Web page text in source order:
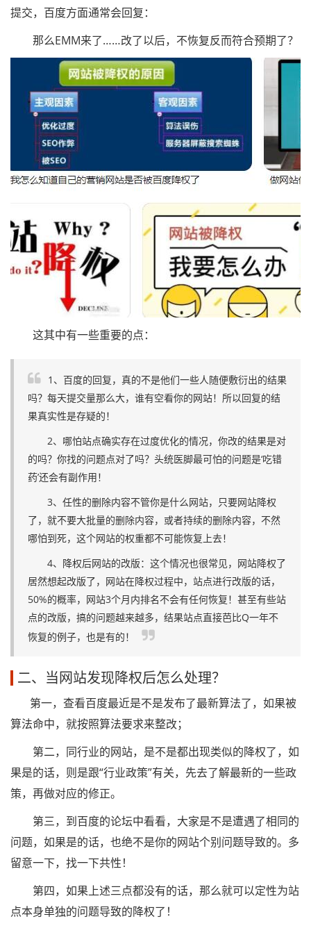
提交，百度方面通常会回复：
那么EMM来了……改了以后，不恢复反而符合预期了？
这其中有一些重要的点：
1、百度的回复，真的不是他们一些人随便敷衍出的结果
吗？每天提交量那么大，谁有空看你的网站！所以回复的结
果真实性是存疑的！
2、哪怕站点确实存在过度优化的情况，你改的结果是对
的吗？你找的问题点对了吗？头统医脚最可怕的问题是‘吃错
药’还会有副作用！
3、任性的删除内容不管你是什么网站，只要网站降权
了，就不要大批量的删除内容，或者持续的删除内容，不然
哪怕到死，这个网站的权重都不可能恢复上去！
4、降权后网站的改版：这个情况也很常见，网站降权了
居然想起改版了，网站在降权过程中，站点进行改版的话，
50%的概率，网站3个月内排名不会有任何恢复！甚至有些站
点的改版，搞的问题越来越多，结果站点直接芭比Q一年不
恢复的例子，也是有的！
二、当网站发现降权后怎么处理？
第一，查看百度最近是不是发布了最新算法了，如果被
算法命中，就按照算法要求来整改；
第二，同行业的网站，是不是都出现类似的降权了，如
果是的话，则是跟“行业政策”有关，先去了解最新的一些政
策，再做对应的修正。
第三，到百度的论坛中看看，大家是不是遭遇了相同的
问题，如果是的话，也绝不是你的网站个别问题导致的。多
留意一下，找一下共性！
第四，如果上述三点都没有的话，那么就可以定性为站
点本身单独的问题导致的降权了！